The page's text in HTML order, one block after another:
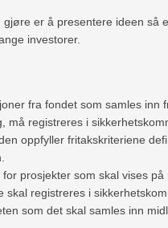
gjøre er å presentere ideen så
investorer.
fra fondet som samles inn
må registreres i
oppfyller fritakskriteriene
for prosjekter som skal vises på
skal registreres i
som det skal samles inn